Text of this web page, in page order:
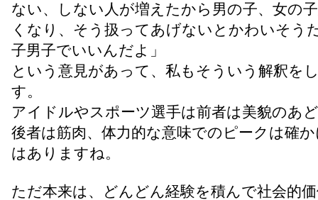
ない、しない人が増えたから男の子、女の
くなり、そう扱ってあげないとかわいそう
子男子でいいんだよ」
という意見があって、私もそういう解釈を
す。
アイドルやスポーツ選手は前者は美貌のあ
後者は筋肉、体力的な意味でのピークは確
はありますね。
ただ本来は、どんどん経験を積んで社会的